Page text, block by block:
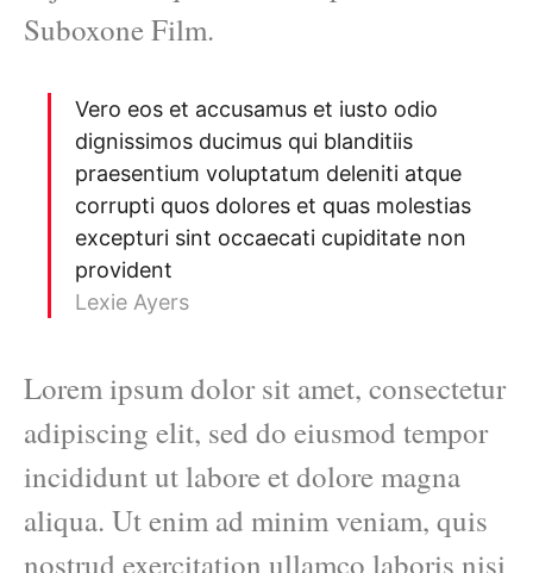
Suboxone Film.
Vero eos et accusamus et iusto odio
dignissimos ducimus qui blanditiis
praesentium voluptatum deleniti atque
corrupti quos dolores et quas molestias
excepturi sint occaecati cupiditate non
provident
Lexie Ayers
Lorem ipsum dolor sit amet, consectetur
adipiscing elit, sed do eiusmod tempor
incididunt ut labore et dolore magna
aliqua. Ut enim ad minim veniam, quis
nostrud exercitation ullamco laboris nisi